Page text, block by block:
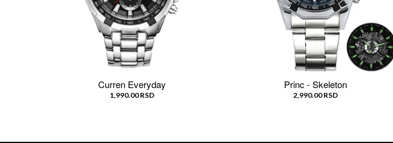
Curren Everyday
1,990.00 RSD
Princ - Skeleton
2,990.00 RSD